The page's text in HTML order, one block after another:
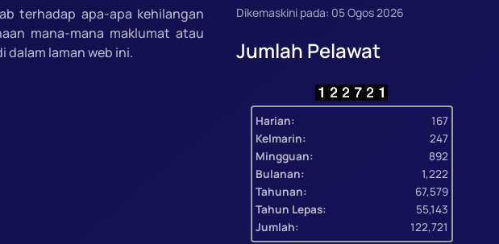
terhadap apa-apa kehilangan
mana-mana maklumat atau
dalam laman web ini.
Dikemaskini pada: 05 Ogos 2026
Jumlah Pelawat
Harian:
167
Kelmarin:
247
Mingguan:
892
Bulanan:
1,222
Tahunan:
67,579
Tahun Lepas:
55,143
Jumlah:
122,721